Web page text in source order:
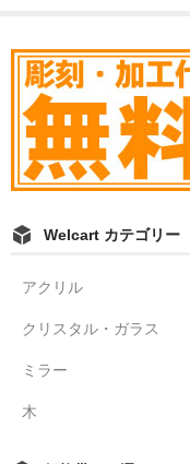
Welcart カテゴリー
アクリル
クリスタル・ガラス
ミラー
木